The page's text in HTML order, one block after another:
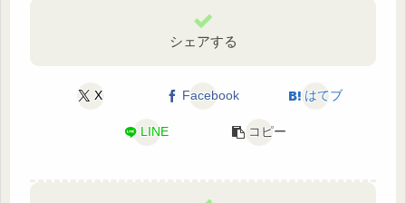
シェアする
X Facebook はてブ
LINE コピー